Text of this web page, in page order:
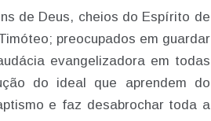
de Deus, cheios do Espírito de
preocupados em guardar
evangelizadora em todas
do ideal que aprendem do
e faz desabrochar toda a